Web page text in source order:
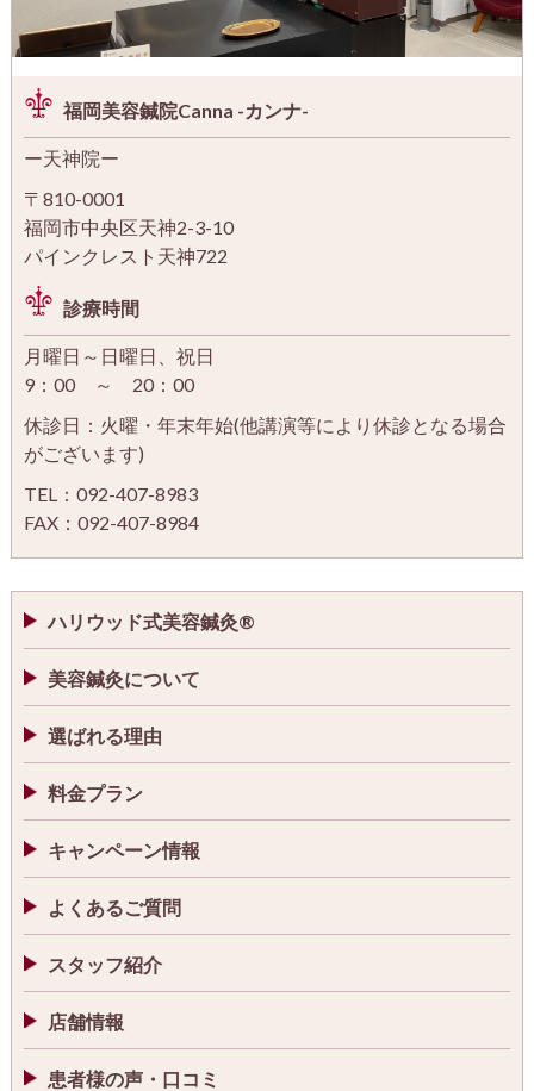
福岡美容鍼院Canna -カンナ-
ー天神院ー
〒810-0001
福岡市中央区天神2-3-10
パインクレスト天神722
診療時間
月曜日～日曜日、祝日
9：00 ～ 20：00
休診日：火曜・年末年始(他講演等により休診となる場合
がございます)
TEL：092-407-8983
FAX：092-407-8984
ハリウッド式美容鍼灸®
美容鍼灸について
選ばれる理由
料金プラン
キャンペーン情報
よくあるご質問
スタッフ紹介
店舗情報
患者様の声・口コミ